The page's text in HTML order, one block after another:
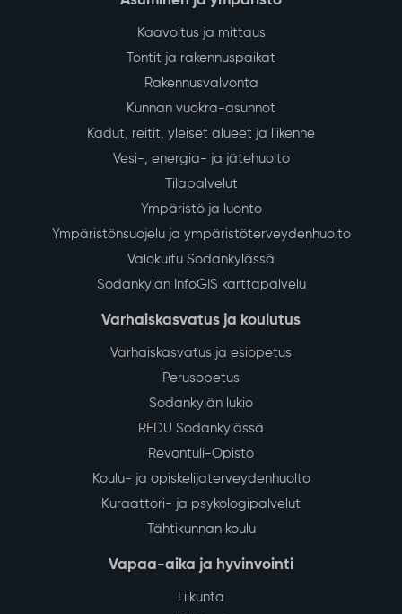
Kaavoitus ja mittaus
Tontit ja rakennuspaikat
Rakennusvalvonta
Kunnan vuokra-asunnot
Kadut, reitit, yleiset alueet ja liikenne
Vesi-, energia- ja jätehuolto
Tilapalvelut
Ympäristö ja luonto
Ympäristönsuojelu ja ympäristöterveydenhuolto
Valokuitu Sodankylässä
Sodankylän InfoGIS karttapalvelu
Varhaiskasvatus ja koulutus
Varhaiskasvatus ja esiopetus
Perusopetus
Sodankylän lukio
REDU Sodankylässä
Revontuli-Opisto
Koulu- ja opiskelijaterveydenhuolto
Kuraattori- ja psykologipalvelut
Tähtikunnan koulu
Vapaa-aika ja hyvinvointi
Liikunta